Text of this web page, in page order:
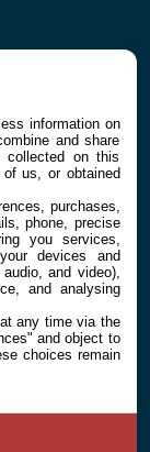
information on
and share
collected on this
us, or obtained
purchases,
phone, precise
you services,
devices and
and video),
and analysing
any time via the
and object to
choices remain